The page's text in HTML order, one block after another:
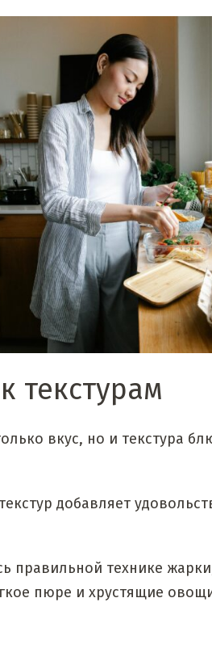
текстурам
вкус, но и текстура
добавляет
правильной технике
пюре и хрустящие